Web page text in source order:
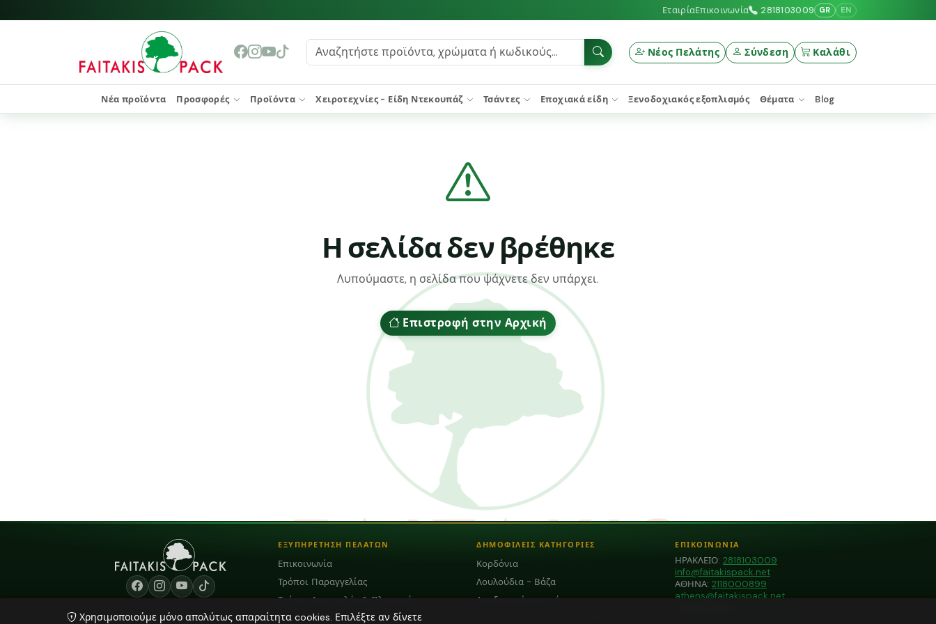
ΕταιρίαΕπικοινωνία 2818103009 GR EN
Νέος Πελάτης Σύνδεση Καλάθι
Νέα προϊόντα Προσφορές Προϊόντα Χειροτεχνίες - Είδη Ντεκουπάζ Τσάντες Εποχιακά είδη Ξενοδοχιακός εξοπλισμός Θέματα Blog
Η σελίδα δεν βρέθηκε
Λυπούμαστε, η σελίδα που ψάχνετε δεν υπάρχει.
Επιστροφή στην Αρχική
ΕΞΥΠΗΡΕΤΗΣΗ ΠΕΛΑΤΩΝ
Επικοινωνία
Τρόποι Παραγγελίας
Τρόποι Αποστολής & Πληρωμής
Blog
ΔΗΜΟΦΙΛΕΙΣ ΚΑΤΗΓΟΡΙΕΣ
Κορδόνια
Λουλούδια - Βάζα
Αποξηραμένα φυτά
ΕΠΙΚΟΙΝΩΝΙΑ
ΗΡΑΚΛΕΙΟ: 2818103009
info@faitakispack.net
ΑΘΗΝΑ: 2118000899
athens@faitakispack.net
Χρησιμοποιούμε μόνο απολύτως απαραίτητα cookies. Επιλέξτε αν δίνετε